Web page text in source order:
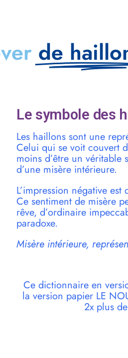
de
Le symbole des
Les haillons sont une
Celui qui se voit couvert
moins d’être un
d’une misère intérieure.
L’impression négative
Ce sentiment de misère
rêve, d’ordinaire
paradoxe.
Misère intérieure,
Ce dictionnaire en
la version papier LE
2x plus